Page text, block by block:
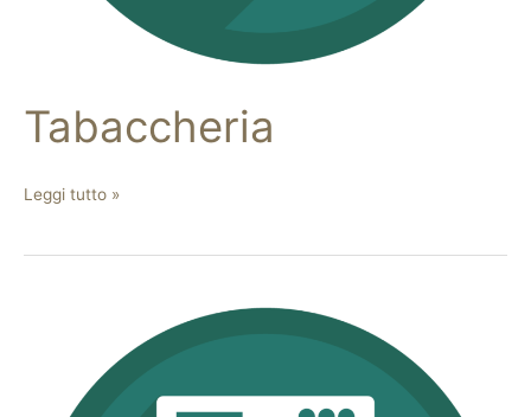
Tabaccheria
Leggi tutto »